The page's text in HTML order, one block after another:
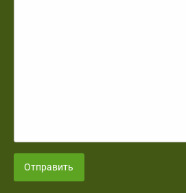
Отправить